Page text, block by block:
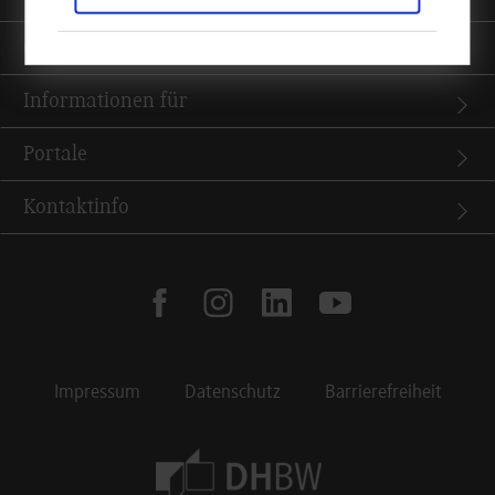
Informationen für
Portale
Kontaktinfo
facebookinstagramlinkedinyoutube
Impressum Datenschutz Barrierefreiheit